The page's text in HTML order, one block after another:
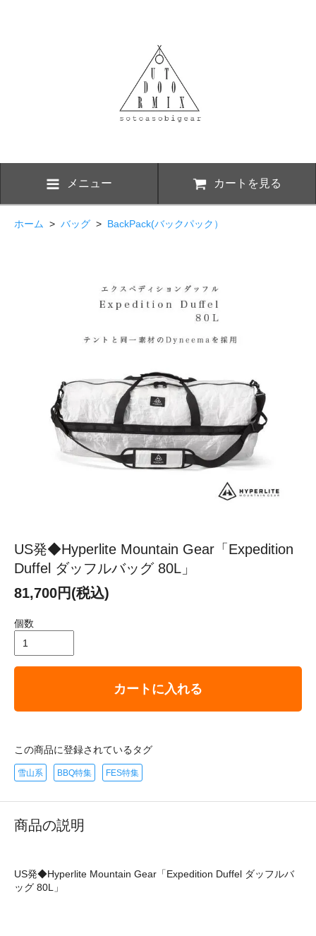
メニュー カートを見る
ホーム > バッグ > BackPack(バックパック）
US発◆Hyperlite Mountain Gear「Expedition
Duffel ダッフルバッグ 80L」
81,700円(税込)
個数
カートに入れる
この商品に登録されているタグ
雪山系 BBQ特集 FES特集
商品の説明
US発◆Hyperlite Mountain Gear「Expedition Duffel ダッフルバ
ッグ 80L」